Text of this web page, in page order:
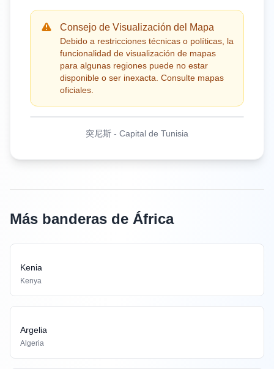
Consejo de Visualización del Mapa
Debido a restricciones técnicas o políticas, la
funcionalidad de visualización de mapas
para algunas regiones puede no estar
disponible o ser inexacta. Consulte mapas
oficiales.
突尼斯 - Capital de Tunisia
Más banderas de África
Kenia
Kenya
Argelia
Algeria